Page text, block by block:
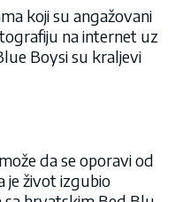
koji su angažovani
na internet uz
Boysi su kraljevi
da se oporavi od
je život izgubio